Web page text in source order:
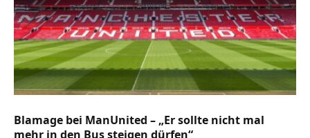
Blamage bei ManUnited – „Er sollte nicht mal
mehr in den Bus steigen dürfen“